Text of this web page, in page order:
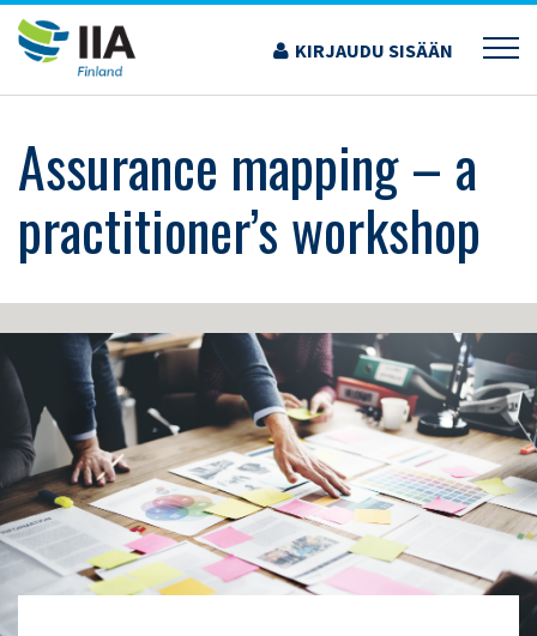
Siirry
sisältöön
KIRJAUDU SISÄÄN
›KOULUTUS JA TAPAHTUMAT
ASSURANCE MAPPING – A PRACTITIONER’S
WORKSHOP
Assurance mapping – a
practitioner’s workshop